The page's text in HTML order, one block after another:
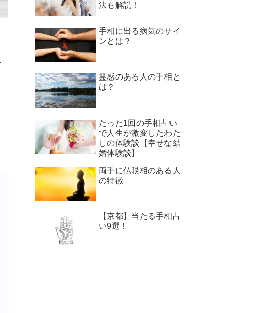
法も解説！
手相に出る病気のサイ
ンとは？
霊感のある人の手相と
は？
たった1回の手相占い
で人生が激変したわた
しの体験談【幸せな結
婚体験談】
両手に仏眼相のある人
の特徴
【京都】当たる手相占
い9選！